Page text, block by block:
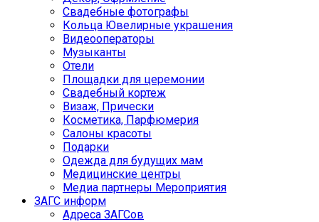
Свадебные фотографы
Кольца Ювелирные украшения
Видеооператоры
Музыканты
Отели
Площадки для церемонии
Свадебный кортеж
Визаж, Прически
Косметика, Парфюмерия
Салоны красоты
Подарки
Одежда для будущих мам
Медицинские центры
Медиа партнеры Мероприятия
ЗАГС информ
Адреса ЗАГСов